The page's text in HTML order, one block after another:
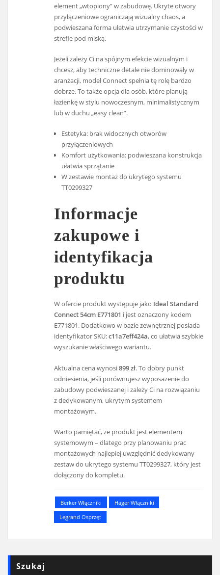
element „wtopiony” w zabudowę. Ukryte otwory
przyłączeniowe ograniczają wizualny chaos, a
podwieszana forma ułatwia utrzymanie czystości w
strefie pod miską.
Jeżeli zależy Ci na spójnym efekcie wizualnym i
chcesz, aby techniczne detale nie dominowały w
aranżacji, model Connect spełnia tę rolę bardzo
dobrze. To także opcja dla osób, które planują
łazienkę w stylu nowoczesnym, minimalistycznym
lub w duchu „easy clean”.
Estetyka: brak widocznych otworów
przyłączeniowych
Komfort użytkowania: podwieszana konstrukcja
ułatwia sprzątanie
W zestawie montaż do ukrytego systemu
TT0299327
Informacje
zakupowe i
identyfikacja
produktu
W ofercie produkt występuje jako Ideal Standard
Connect 54cm E771801 i jest oznaczony kodem
E771801. Dodatkowo w bazie zewnętrznej posiada
identyfikator SKU:c11a7eff424a, co ułatwia szybkie
wyszukanie właściwego wariantu.
Aktualna cena wynosi899 zł. To dobry punkt
odniesienia, jeśli porównujesz wyposażenie do
zabudowy podwieszanej i zależy Ci na rozwiązaniu
z dedykowanym, ukrytym systemem
montażowym.
Warto pamiętać, że produkt jest elementem
systemowym – dlatego przy planowaniu prac
montażowych najlepiej uwzględnić dedykowany
zestaw do ukrytego systemu TT0299327, który jest
dołączony do kompletu.
Berker Włączniki
Hager Włączniki
Legrand Osprzęt
Szukaj